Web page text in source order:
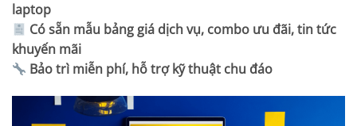
laptop
Có sẵn mẫu bảng giá dịch vụ, combo ưu đãi, tin tức
khuyến mãi
Bảo trì miễn phí, hỗ trợ kỹ thuật chu đáo